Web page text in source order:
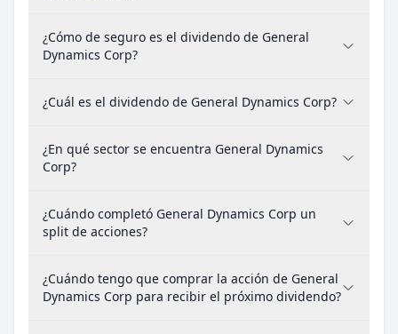
¿Cómo de seguro es el dividendo de General
Dynamics Corp?
¿Cuál es el dividendo de General Dynamics Corp?
¿En qué sector se encuentra General Dynamics
Corp?
¿Cuándo completó General Dynamics Corp un
split de acciones?
¿Cuándo tengo que comprar la acción de General
Dynamics Corp para recibir el próximo dividendo?